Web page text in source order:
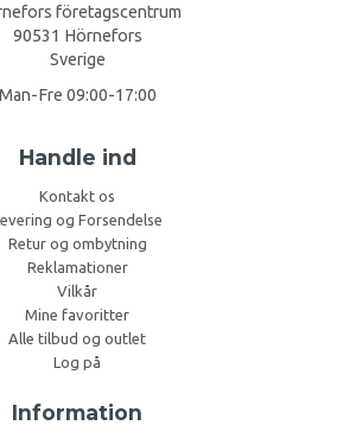
företagscentrum
90531 Hörnefors
Sverige
Man-Fre 09:00-17:00
Handle ind
Kontakt os
og Forsendelse
Retur og ombytning
Reklamationer
Vilkår
Mine favoritter
Alle tilbud og outlet
Log på
Information